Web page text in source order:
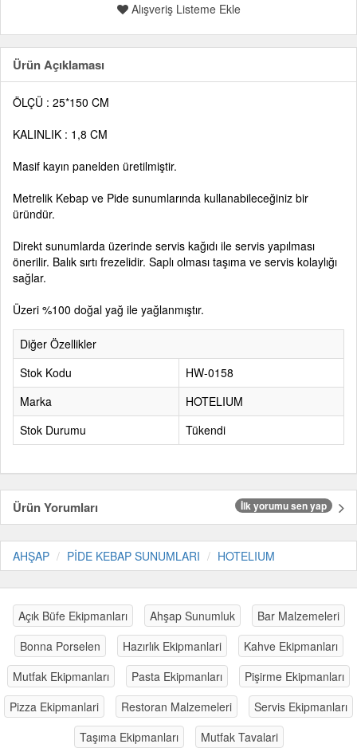
Alışveriş Listeme Ekle
Ürün Açıklaması
ÖLÇÜ : 25*150 CM
KALINLIK : 1,8 CM
Masif kayın panelden üretilmiştir.
Metrelik Kebap ve Pide sunumlarında kullanabileceğiniz bir
üründür.
Direkt sunumlarda üzerinde servis kağıdı ile servis yapılması
önerilir. Balık sırtı frezelidir. Saplı olması taşıma ve servis kolaylığı
sağlar.
Üzeri %100 doğal yağ ile yağlanmıştır.
Diğer Özellikler
Stok Kodu
HW-0158
Marka
HOTELIUM
Stok Durumu
Tükendi
Ürün Yorumları İlk yorumu sen yap
AHŞAP PİDE KEBAP SUNUMLARI HOTELIUM
Açık Büfe Ekipmanları Ahşap Sunumluk
Bar Malzemeleri
Bonna Porselen
Hazırlık Ekipmanlari
Kahve Ekipmanları
Mutfak Ekipmanları
Pasta Ekipmanları
Pişirme Ekipmanları
Pizza Ekipmanlari
Restoran Malzemeleri
Servis Ekipmanları
Taşıma Ekipmanları
Mutfak Tavalari